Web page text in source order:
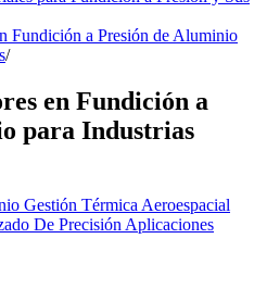
Fundición a Presión de Aluminio
/
en Fundición a
para Industrias
Gestión TérmicaAeroespacial
De PrecisiónAplicaciones